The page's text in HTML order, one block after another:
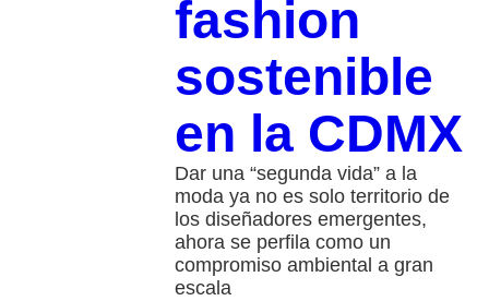
fashion
sostenible
en la CDMX
Dar una “segunda vida” a la
moda ya no es solo territorio de
los diseñadores emergentes,
ahora se perfila como un
compromiso ambiental a gran
escala